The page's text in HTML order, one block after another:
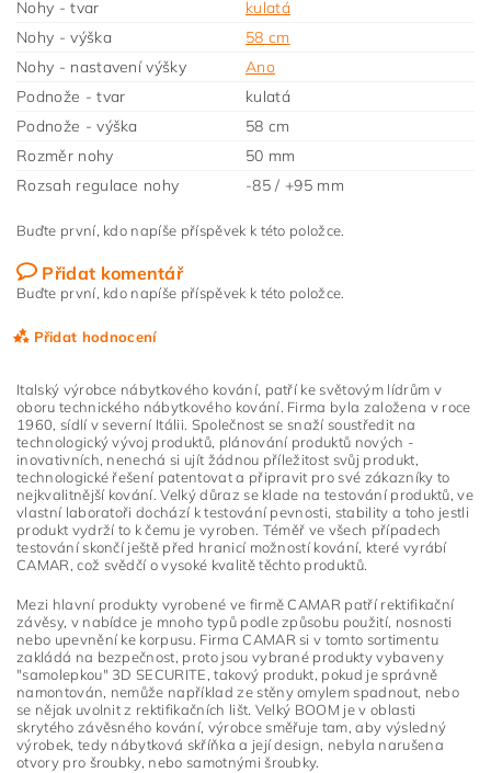
Nohy - tvar
kulatá
Nohy - výška
58 cm
Nohy - nastavení výšky
Ano
Podnože - tvar
kulatá
Podnože - výška
58 cm
Rozměr nohy
50 mm
Rozsah regulace nohy
-85 / +95 mm
Buďte první, kdo napíše příspěvek k této položce.
Přidat komentář
Buďte první, kdo napíše příspěvek k této položce.
Přidat hodnocení
Vložením hodnocení souhlasíte spodmínkami ochrany
osobních údajů
Italský výrobce nábytkového kování, patří ke světovým lídrům v
oboru technického nábytkového kování. Firma byla založena v roce
1960, sídlí v severní Itálii. Společnost se snaží soustředit na
technologický vývoj produktů, plánování produktů nových -
inovativních, nenechá si ujít žádnou příležitost svůj produkt,
technologické řešení patentovat a připravit pro své zákazníky to
nejkvalitnější kování. Velký důraz se klade na testování produktů, ve
vlastní laboratoři dochází k testování pevnosti, stability a toho jestli
produkt vydrží to k čemu je vyroben. Téměř ve všech případech
testování skončí ještě před hranicí možností kování, které vyrábí
CAMAR, což svědčí o vysoké kvalitě těchto produktů.
Mezi hlavní produkty vyrobené ve firmě CAMAR patří rektifikační
závěsy, v nabídce je mnoho typů podle způsobu použití, nosnosti
nebo upevnění ke korpusu. Firma CAMAR si v tomto sortimentu
zakládá na bezpečnost, proto jsou vybrané produkty vybaveny
"samolepkou" 3D SECURITE, takový produkt, pokud je správně
namontován, nemůže například ze stěny omylem spadnout, nebo
se nějak uvolnit z rektifikačních lišt. Velký BOOM je v oblasti
skrytého závěsného kování, výrobce směřuje tam, aby výsledný
výrobek, tedy nábytková skříňka a její design, nebyla narušena
otvory pro šroubky, nebo samotnými šroubky.